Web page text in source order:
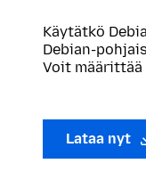
Käytätkö
Debian-
Voit määrittää
Lataa nyt